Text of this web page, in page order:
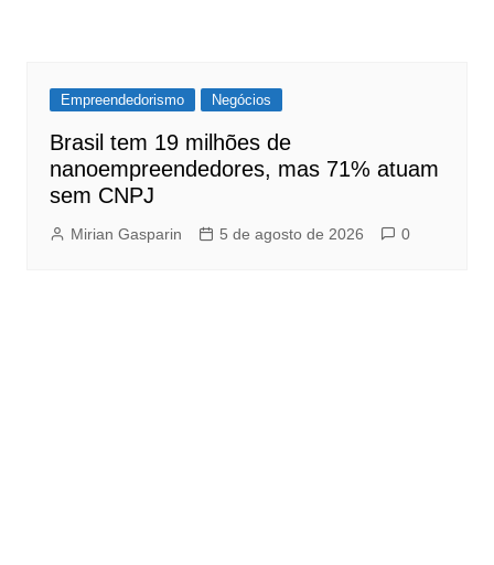
Empreendedorismo Negócios
Brasil tem 19 milhões de
nanoempreendedores, mas 71% atuam
sem CNPJ
Mirian Gasparin 5 de agosto de 2026 0